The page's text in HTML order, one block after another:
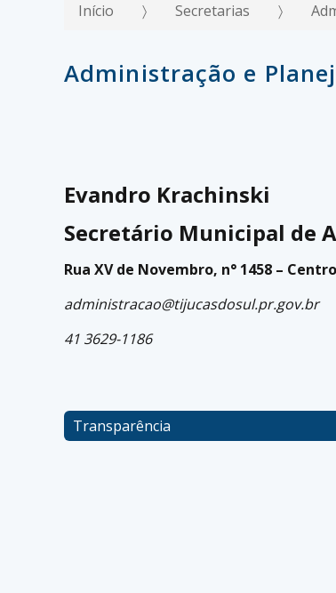
Início Secretarias
Administração e
Evandro Krachinski
Secretário Municipal de
Rua XV de Novembro, n° 1458 – Centro
administracao@tijucasdosul.pr.gov.br
41 3629-1186
Transparência